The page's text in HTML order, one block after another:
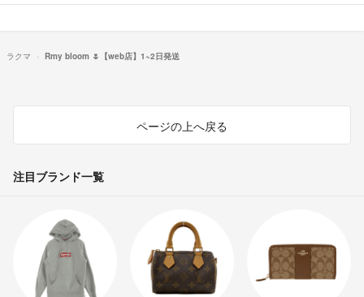
ラクマ Rmy bloom 🌷【web店】1~2日発送
ページの上へ戻る
注目ブランド一覧